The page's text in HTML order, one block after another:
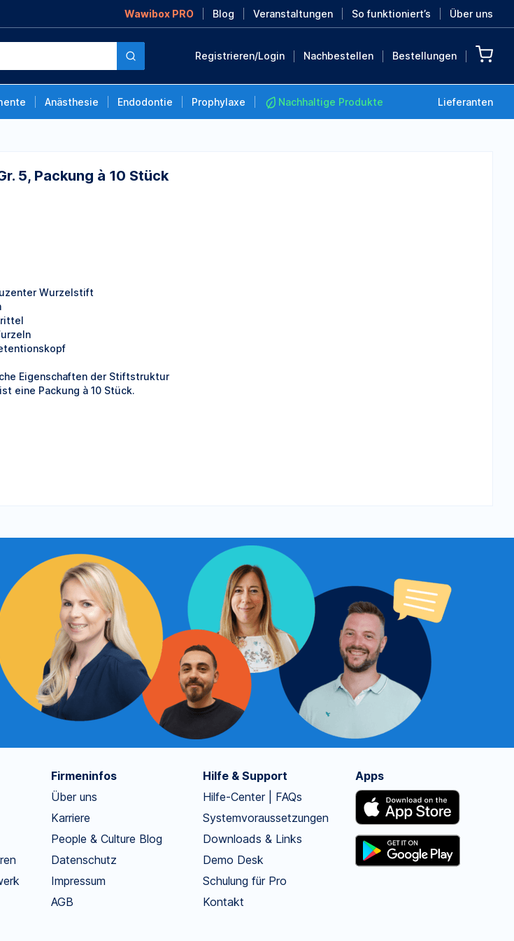
Wawibox PRO Blog Veranstaltungen So funktioniert’s Über uns
Registrieren/Login Nachbestellen Bestellungen
Anästhesie Endodontie Prophylaxe Nachhaltige Produkte Lieferanten
10
5, Packung à 10 Stück
Wurzelstift
Eigenschaften der Stiftstruktur
eine Packung à 10 Stück.
Firmeninfos
Über uns
Karriere
People & Culture Blog
Datenschutz
Impressum
AGB
Hilfe & Support
Hilfe-Center | FAQs
Systemvoraussetzungen
Downloads & Links
Demo Desk
Schulung für Pro
Kontakt
Apps